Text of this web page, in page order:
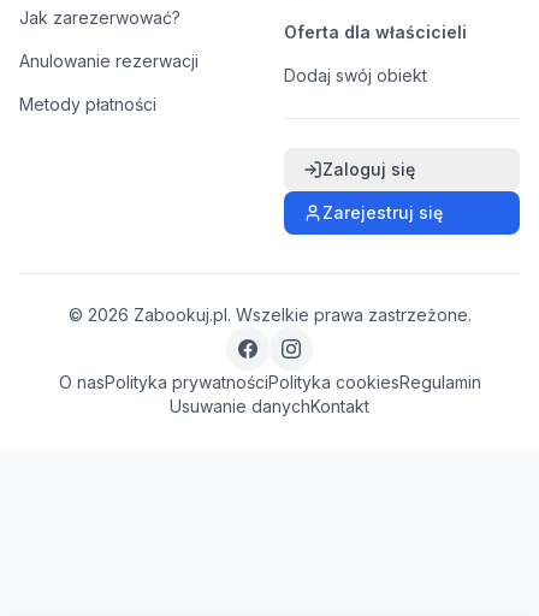
Jak zarezerwować?
Anulowanie rezerwacji
Metody płatności
Oferta dla właścicieli
Dodaj swój obiekt
Zaloguj się
Zarejestruj się
© 2026 Zabookuj.pl. Wszelkie prawa zastrzeżone.
O nasPolityka prywatnościPolityka cookiesRegulamin
Usuwanie danychKontakt